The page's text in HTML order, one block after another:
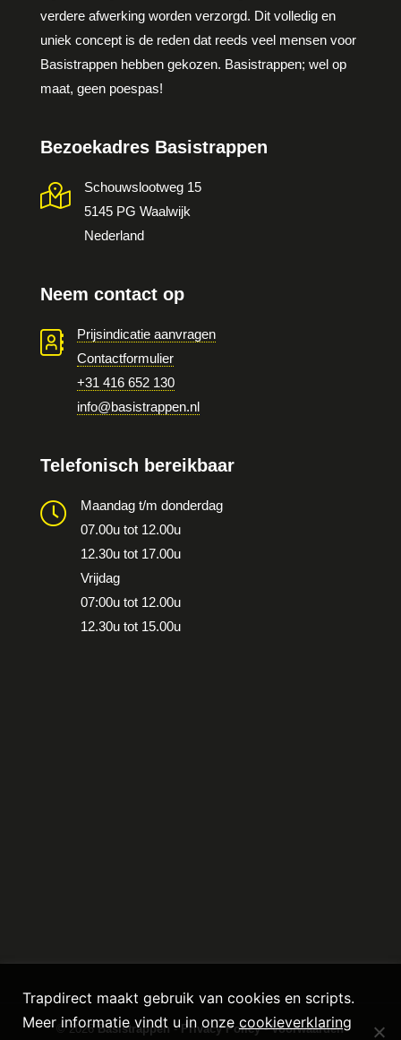
verdere afwerking worden verzorgd. Dit volledig en
uniek concept is de reden dat reeds veel mensen voor
Basistrappen hebben gekozen. Basistrappen; wel op
maat, geen poespas!
Bezoekadres Basistrappen
Schouwslootweg 15
5145 PG Waalwijk
Nederland
Neem contact op
Prijsindicatie aanvragen
Contactformulier
+31 416 652 130
info@basistrappen.nl
Telefonisch bereikbaar
Maandag t/m donderdag
07.00u tot 12.00u
12.30u tot 17.00u
Vrijdag
07:00u tot 12.00u
12.30u tot 15.00u
© 2026Basistrappen - Privacy Policy-Voorwaarden
Trapdirect maakt gebruik van cookies en scripts.
Meer informatie vindt u in onzecookieverklaring